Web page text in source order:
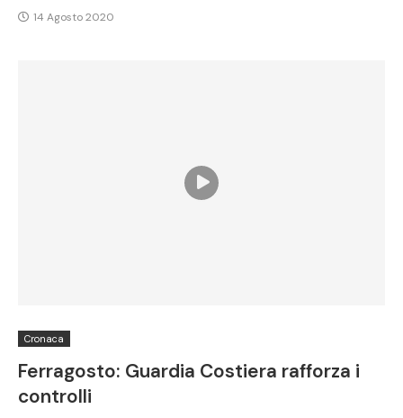
14 Agosto 2020
Cronaca
Ferragosto: Guardia Costiera rafforza i
controlli